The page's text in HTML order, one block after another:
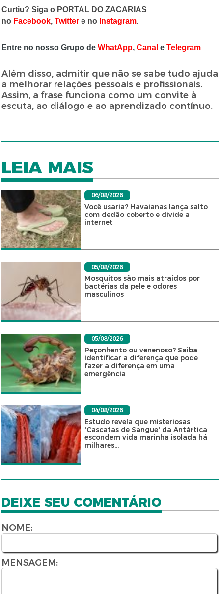
Curtiu? Siga o PORTAL DO ZACARIAS
no Facebook,Twitter e no Instagram.
Entre no nosso Grupo deWhatApp,Canal eTelegram
Além disso, admitir que não se sabe tudo ajuda
a melhorar relações pessoais e profissionais.
Assim, a frase funciona como um convite à
escuta, ao diálogo e ao aprendizado contínuo.
LEIA MAIS
06/08/2026
Você usaria? Havaianas lança salto
com dedão coberto e divide a
internet
05/08/2026
Mosquitos são mais atraídos por
bactérias da pele e odores
masculinos
05/08/2026
Peçonhento ou venenoso? Saiba
identificar a diferença que pode
fazer a diferença em uma
emergência
04/08/2026
Estudo revela que misteriosas
'Cascatas de Sangue' da Antártica
escondem vida marinha isolada há
milhares...
DEIXE SEU COMENTÁRIO
NOME:
MENSAGEM: